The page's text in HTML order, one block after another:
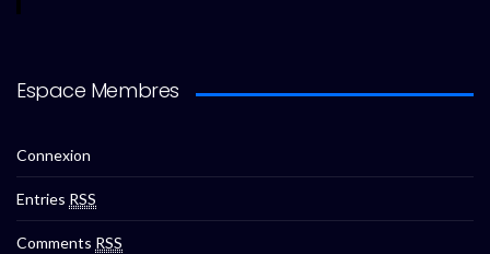
Espace Membres
Connexion
Entries RSS
Comments RSS